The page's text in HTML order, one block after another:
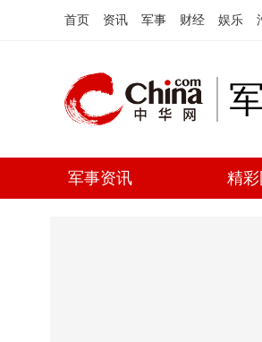
首页 资讯 军事 财经 娱乐
军事资讯 精